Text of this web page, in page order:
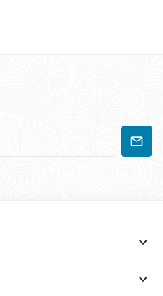

